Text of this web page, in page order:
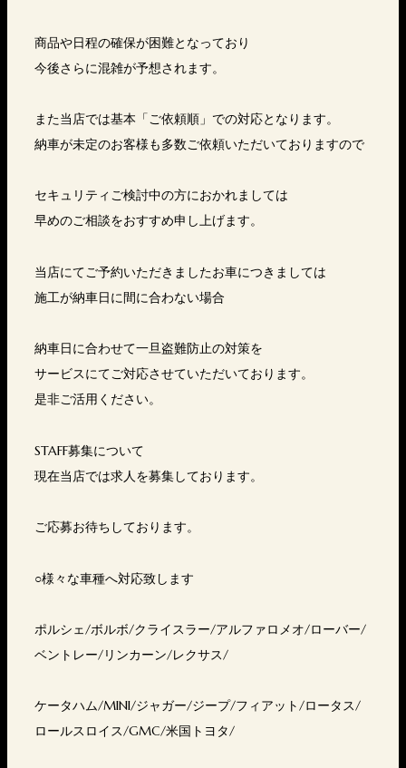
商品や日程の確保が困難となっており
今後さらに混雑が予想されます。
また当店では基本「ご依頼順」での対応となります。
納車が未定のお客様も多数ご依頼いただいておりますので
セキュリティご検討中の方におかれましては
早めのご相談をおすすめ申し上げます。
当店にてご予約いただきましたお車につきましては
施工が納車日に間に合わない場合
納車日に合わせて一旦盗難防止の対策を
サービスにてご対応させていただいております。
是非ご活用ください。
STAFF募集について
現在当店では求人を募集しております。
ご応募お待ちしております。
○様々な車種へ対応致します
ポルシェ/ボルボ/クライスラー/アルファロメオ/ローバー/
ベントレー/リンカーン/レクサス/
ケータハム/MINI/ジャガー/ジープ/フィアット/ロータス/
ロールスロイス/GMC/米国トヨタ/